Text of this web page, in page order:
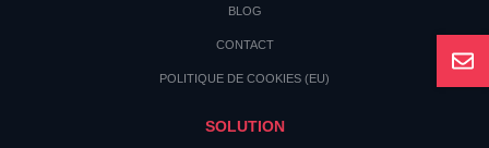
BLOG
CONTACT
POLITIQUE DE COOKIES (EU)
SOLUTION